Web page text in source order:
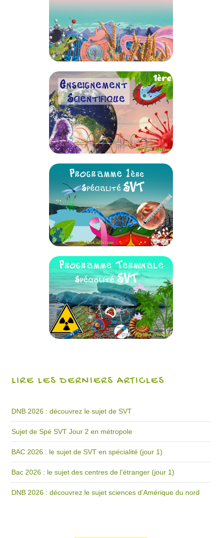
LIRE LES DERNIERS ARTICLES
DNB 2026 : découvrez le sujet de SVT
Sujet de Spé SVT Jour 2 en métropole
BAC 2026 : le sujet de SVT en spécialité (jour 1)
Bac 2026 : le sujet des centres de l’étranger (jour 1)
DNB 2026 : découvrez le sujet sciences d’Amérique du nord